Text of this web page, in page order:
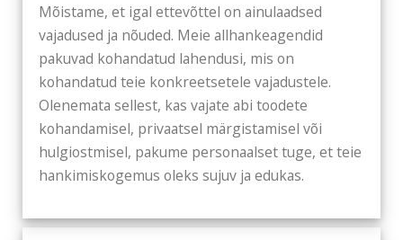
Mõistame, et igal ettevõttel on ainulaadsed
vajadused ja nõuded. Meie allhankeagendid
pakuvad kohandatud lahendusi, mis on
kohandatud teie konkreetsetele vajadustele.
Olenemata sellest, kas vajate abi toodete
kohandamisel, privaatsel märgistamisel või
hulgiostmisel, pakume personaalset tuge, et teie
hankimiskogemus oleks sujuv ja edukas.